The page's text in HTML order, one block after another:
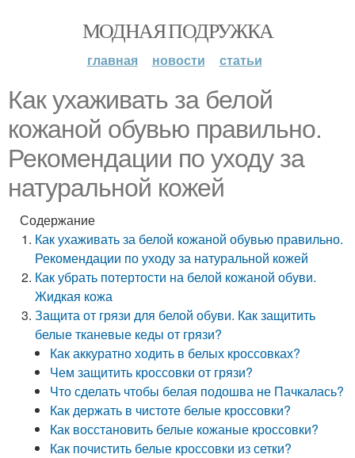
МОДНАЯ ПОДРУЖКА
главная новости статьи
Как ухаживать за белой
кожаной обувью правильно.
Рекомендации по уходу за
натуральной кожей
Содержание
Как ухаживать за белой кожаной обувью правильно.
Рекомендации по уходу за натуральной кожей
Как убрать потертости на белой кожаной обуви.
Жидкая кожа
Защита от грязи для белой обуви. Как защитить
белые тканевые кеды от грязи?
Как аккуратно ходить в белых кроссовках?
Чем защитить кроссовки от грязи?
Что сделать чтобы белая подошва не Пачкалась?
Как держать в чистоте белые кроссовки?
Как восстановить белые кожаные кроссовки?
Как почистить белые кроссовки из сетки?